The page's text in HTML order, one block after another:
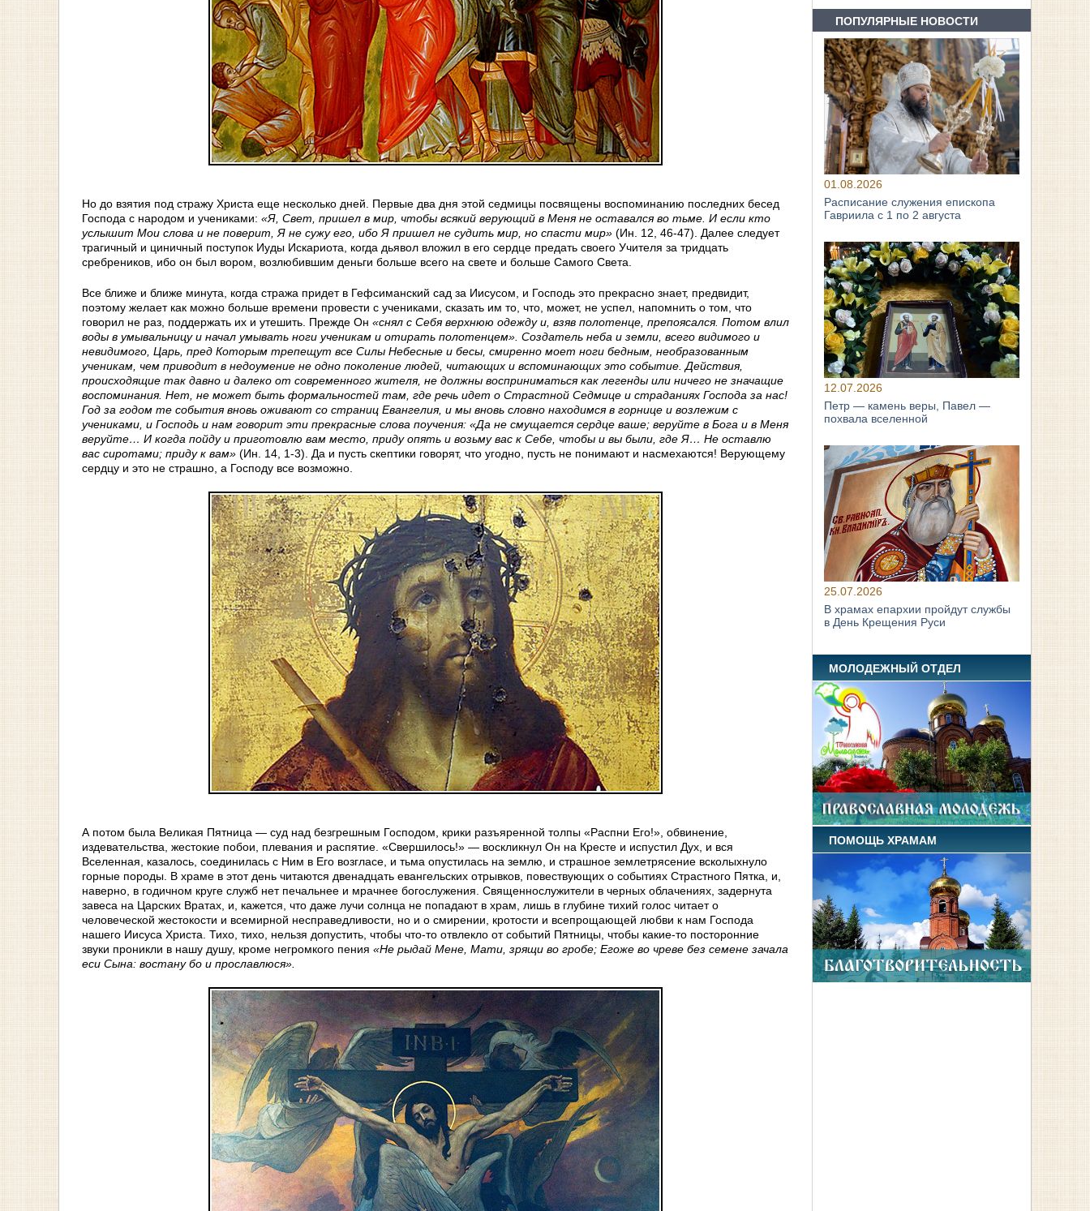
Но до взятия под стражу Христа еще несколько дней. Первые два дня этой седмицы посвящены воспоминанию последних бесед
Господа с народом и учениками: «Я, Свет, пришел в мир, чтобы всякий верующий в Меня не оставался во тьме. И если кто
услышит Мои слова и не поверит, Я не сужу его, ибо Я пришел не судить мир, но спасти мир» (Ин. 12, 46-47). Далее следует
трагичный и циничный поступок Иуды Искариота, когда дьявол вложил в его сердце предать своего Учителя за тридцать
сребреников, ибо он был вором, возлюбившим деньги больше всего на свете и больше Самого Света.
Все ближе и ближе минута, когда стража придет в Гефсиманский сад за Иисусом, и Господь это прекрасно знает, предвидит,
поэтому желает как можно больше времени провести с учениками, сказать им то, что, может, не успел, напомнить о том, что
говорил не раз, поддержать их и утешить. Прежде Он «снял с Себя верхнюю одежду и, взяв полотенце, препоясался. Потом влил
воды в умывальницу и начал умывать ноги ученикам и отирать полотенцем». Создатель неба и земли, всего видимого и
невидимого, Царь, пред Которым трепещут все Силы Небесные и бесы, смиренно моет ноги бедным, необразованным
ученикам, чем приводит в недоумение не одно поколение людей, читающих и вспоминающих это событие. Действия,
происходящие так давно и далеко от современного жителя, не должны восприниматься как легенды или ничего не значащие
воспоминания. Нет, не может быть формальностей там, где речь идет о Страстной Седмице и страданиях Господа за нас!
Год за годом те события вновь оживают со страниц Евангелия, и мы вновь словно находимся в горнице и возлежим с
учениками, и Господь и нам говорит эти прекрасные слова поучения: «Да не смущается сердце ваше; веруйте в Бога и в Меня
веруйте… И когда пойду и приготовлю вам место, приду опять и возьму вас к Себе, чтобы и вы были, где Я… Не оставлю
вас сиротами; приду к вам» (Ин. 14, 1-3). Да и пусть скептики говорят, что угодно, пусть не понимают и насмехаются! Верующему
сердцу и это не страшно, а Господу все возможно.
А потом была Великая Пятница — суд над безгрешным Господом, крики разъяренной толпы «Распни Его!», обвинение,
издевательства, жестокие побои, плевания и распятие. «Свершилось!» — воскликнул Он на Кресте и испустил Дух, и вся
Вселенная, казалось, соединилась с Ним в Его возгласе, и тьма опустилась на землю, и страшное землетрясение всколыхнуло
горные породы. В храме в этот день читаются двенадцать евангельских отрывков, повествующих о событиях Страстного Пятка, и,
наверно, в годичном круге служб нет печальнее и мрачнее богослужения. Священнослужители в черных облачениях, задернута
завеса на Царских Вратах, и, кажется, что даже лучи солнца не попадают в храм, лишь в глубине тихий голос читает о
человеческой жестокости и всемирной несправедливости, но и о смирении, кротости и всепрощающей любви к нам Господа
нашего Иисуса Христа. Тихо, тихо, нельзя допустить, чтобы что-то отвлекло от событий Пятницы, чтобы какие-то посторонние
звуки проникли в нашу душу, кроме негромкого пения «Не рыдай Мене, Мати, зрящи во гробе; Егоже во чреве без семене зачала
еси Сына: востану бо и прославлюся».
ПОПУЛЯРНЫЕ НОВОСТИ
01.08.2026
Расписание служения епископа
Гавриила с 1 по 2 августа
12.07.2026
Петр — камень веры, Павел —
похвала вселенной
25.07.2026
В храмах епархии пройдут службы
в День Крещения Руси
МОЛОДЕЖНЫЙ ОТДЕЛ
ПОМОЩЬ ХРАМАМ